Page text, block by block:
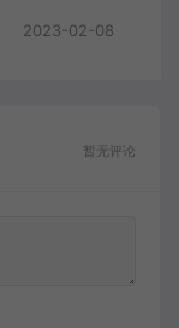
2023-02-08
暂无评论